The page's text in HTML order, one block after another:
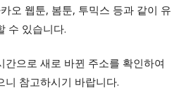
오 웹툰, 봄툰, 투믹스 등과 같이 유
수 있습니다.
간으로 새로 바뀐 주소를 확인하여
니 참고하시기 바랍니다.